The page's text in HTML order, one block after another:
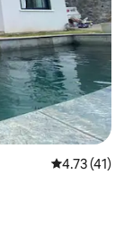
レビュー41
4.73 (41)